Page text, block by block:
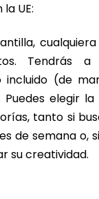
UE:
Tendrás
incluido (de
elegir
tanto si
de semana o,
su creatividad.